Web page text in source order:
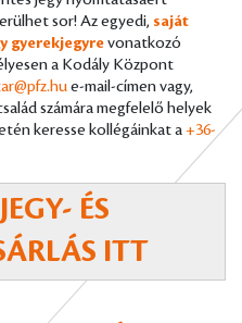
sor! Az egyedi, saját
gyerekjegyrevonatkozó
a Kodály Központ
e-mail-címen vagy,
számára megfelelő helyek
keresse kollégáinkat a+36-
ÉS
ITT